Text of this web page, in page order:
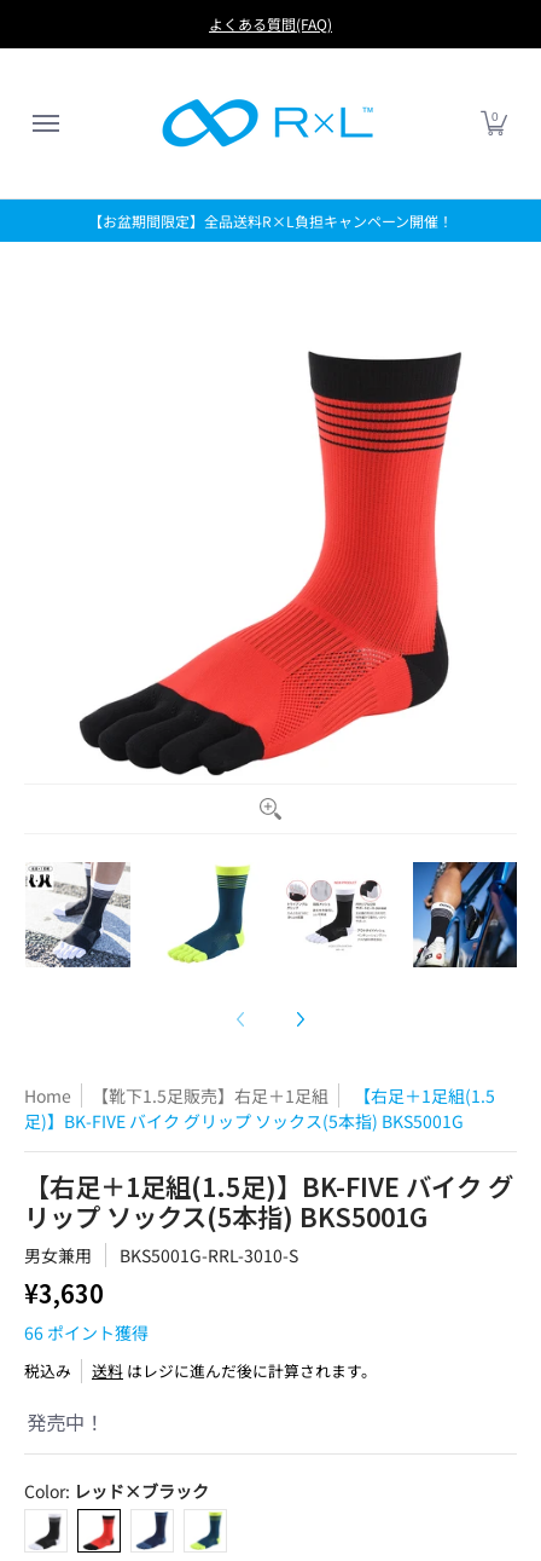
FOOTBALL LIFE
よくある質問(FAQ)
0
【お盆期間限定】全品送料R×L負担キャンペーン開催！
Home 【靴下1.5足販売】右足＋1足組
【右足＋1足組(1.5
足)】BK-FIVE バイク グリップ ソックス(5本指) BKS5001G
【右足＋1足組(1.5足)】BK-FIVE バイク グ
リップ ソックス(5本指) BKS5001G
男女兼用 BKS5001G-RRL-3010-S
¥3,630
66 ポイント獲得
税込み 送料 はレジに進んだ後に計算されます。
発売中！
Color: レッド×ブラック
ブラック×ホワイト
レッド×ブラックネイビー×ブルー